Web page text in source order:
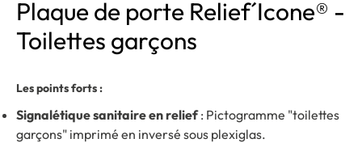
Plaque de porte Relief´Icone® -
Toilettes garçons
Les points forts :
Signalétique sanitaire en relief: Pictogramme "toilettes
garçons" imprimé en inversé sous plexiglas.